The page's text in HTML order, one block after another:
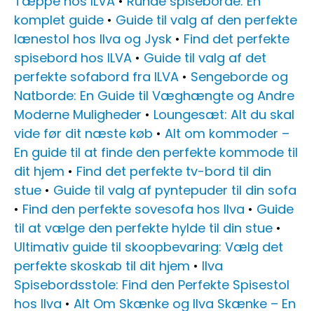
komplet guide • Guide til valg af den perfekte
lænestol hos Ilva og Jysk • Find det perfekte
spisebord hos ILVA • Guide til valg af det
perfekte sofabord fra ILVA • Sengeborde og
Natborde: En Guide til Væghængte og Andre
Moderne Muligheder • Loungesæt: Alt du skal
vide før dit næste køb • Alt om kommoder –
En guide til at finde den perfekte kommode til
dit hjem • Find det perfekte tv-bord til din
stue • Guide til valg af pyntepuder til din sofa
• Find den perfekte sovesofa hos Ilva • Guide
til at vælge den perfekte hylde til din stue •
Ultimativ guide til skoopbevaring: Vælg det
perfekte skoskab til dit hjem • Ilva
Spisebordsstole: Find den Perfekte Spisestol
hos Ilva • Alt Om Skænke og Ilva Skænke – En